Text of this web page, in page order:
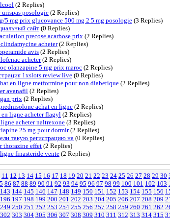
(2 Replies)
urispas posologie(2 Replies)
5 mg prix glucovance 500 mg 2 5 mg posologie (3 Replies)
сайт (0 Replies)
precose acarbose prix (2 Replies)
acheter(2 Replies)
avis (2 Replies)
acheter(2 Replies)
olanzapine 5 mg prix maroc (2 Replies)
1xslots review live (0 Replies)
en ligne metformine pour non diabetique (2 Replies)
avanafil (2 Replies)
prix (2 Replies)
achat en ligne (2 Replies)
ligne acheter flagyl (2 Replies)
acheter naltrexone(3 Replies)
25 mg pour dormir(2 Replies)
такую регистрацию на (0 Replies)
thorazine effet(2 Replies)
finasteride vente (2 Replies)
11 12 13 14 15 16 17 18 19 20 21 22 23 24 25 26 27 28 29 30
86 87 88 89 90 91 92 93 94 95 96 97 98 99 100 101 102 103
143 144 145 146 147 148 149 150 151 152 153 154 155 156
196 197 198 199 200 201 202 203 204 205 206 207 208 209
249 250 251 252 253 254 255 256 257 258 259 260 261 262
302 303 304 305 306 307 308 309 310 311 312 313 314 315